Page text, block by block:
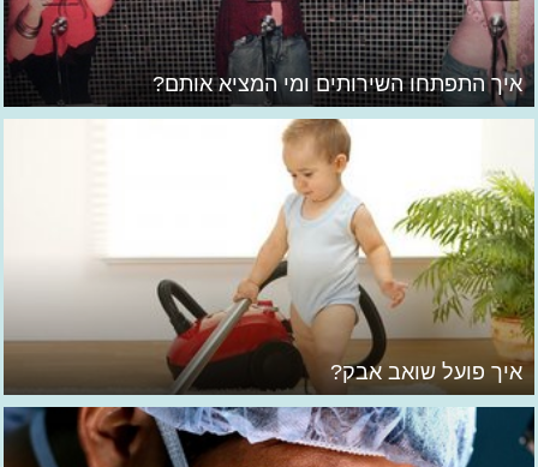
איך התפתחו השירותים ומי המציא אותם?
איך פועל שואב אבק?